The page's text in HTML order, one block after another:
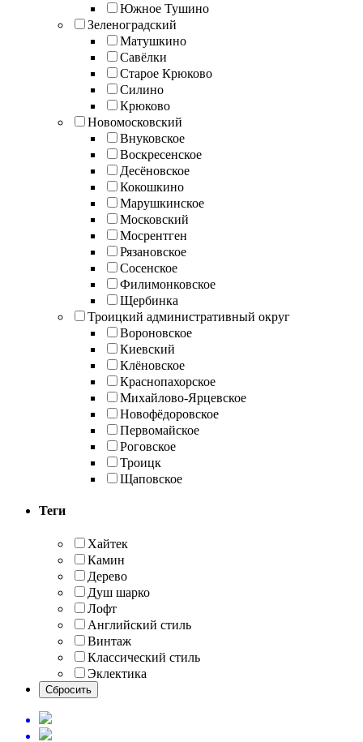
Южное Тушино
Зеленоградский
Матушкино
Савёлки
Старое Крюково
Силино
Крюково
Новомосковский
Внуковское
Воскресенское
Десёновское
Кокошкино
Марушкинское
Московский
Мосрентген
Рязановское
Сосенское
Филимонковское
Щербинка
Троицкий административный округ
Вороновское
Киевский
Клёновское
Краснопахорское
Михайлово-Ярцевское
Новофёдоровское
Первомайское
Роговское
Троицк
Щаповское
Теги
Хайтек
Камин
Дерево
Душ шарко
Лофт
Английский стиль
Винтаж
Классический стиль
Эклектика